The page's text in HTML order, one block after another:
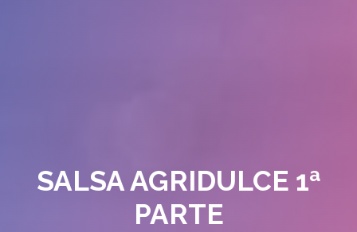
SALSA AGRIDULCE 1ª
PARTE